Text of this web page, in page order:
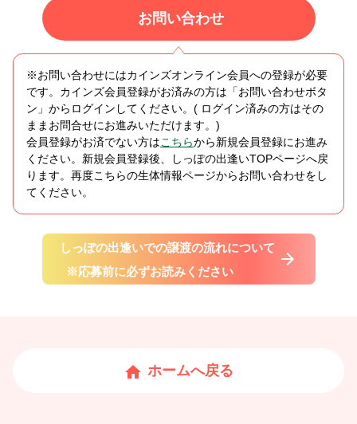
お問い合わせ
※お問い合わせにはカインズオンライン会員への登録が必要
です。カインズ会員登録がお済みの方は「お問い合わせボタ
ン」からログインしてください。( ログイン済みの方はその
ままお問合せにお進みいただけます。)
会員登録がお済でない方はこちらから新規会員登録にお進み
ください。新規会員登録後、しっぽの出逢いTOPページへ戻
ります。再度こちらの生体情報ページからお問い合わせをし
てください。
しっぽの出逢いでの譲渡の流れについて
※応募前に必ずお読みください
ホームへ戻る